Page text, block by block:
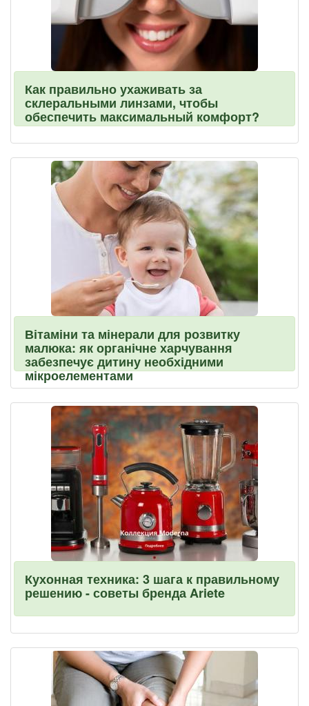
Как правильно ухаживать за
склеральными линзами, чтобы
обеспечить максимальный комфорт?
Вітаміни та мінерали для розвитку
малюка: як органічне харчування
забезпечує дитину необхідними
мікроелементами
Кухонная техника: 3 шага к правильному
решению - советы бренда Ariete